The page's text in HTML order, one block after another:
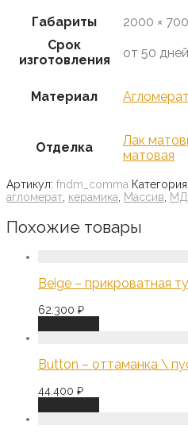
Габариты
2000 ×
Срок
изготовления
от 50 дней
Материал Агломерат
Отделка Лак
матовая
Артикул: fndm_comma Категория:
агломерат керамика Массив
Похожие товары
Beige – прикроватная
62.300 ₽
Button – оттаманка \
44.400 ₽